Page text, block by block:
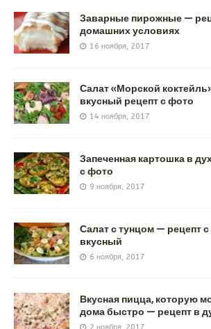
Заварные пирожные —
домашних условиях
16 ноября, 2017
Салат «Морской
вкусный рецепт с фото
14 ноября, 2017
Запеченная картошка в
с фото
9 ноября, 2017
Салат с тунцом — рецепт
вкусный
6 ноября, 2017
Вкусная пицца, которую
дома быстро — рецепт в